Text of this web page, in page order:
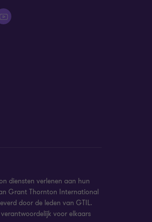
diensten verlenen aan hun
Grant Thornton International
door de leden van GTIL.
voor elkaars